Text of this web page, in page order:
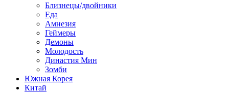
Близнецы/двойники
Еда
Амнезия
Геймеры
Демоны
Молодость
Династия Мин
Зомби
Южная Корея
Китай